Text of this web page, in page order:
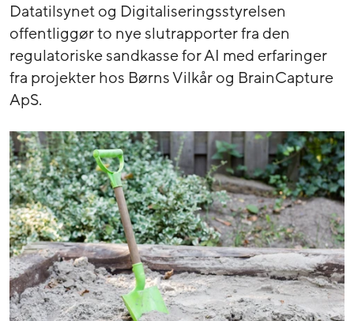
Datatilsynet og Digitaliseringsstyrelsen
offentliggør to nye slutrapporter fra den
regulatoriske sandkasse for AI med erfaringer
fra projekter hos Børns Vilkår og BrainCapture
ApS.